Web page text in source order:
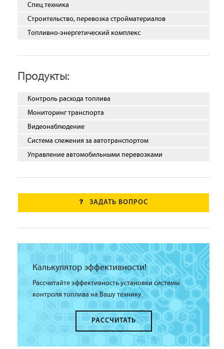
Спец.техника
Строительство, перевозка стройматериалов
Топливно-энергетический комплекс
Продукты:
Контроль расхода топлива
Мониторинг транспорта
Видеонаблюдение
Система слежения за автотранспортом
Управление автомобильными перевозками
ЗАДАТЬ ВОПРОС
Калькулятор эффективности!
Рассчитайте эффективность установки системы
контроля топлива на Вашу технику.
РАССЧИТАТЬ